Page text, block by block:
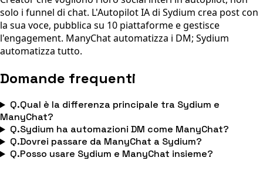
solo i funnel di chat. L'Autopilot IA di Sydium crea post con
la sua voce, pubblica su 10 piattaforme e gestisce
l'engagement. ManyChat automatizza i DM; Sydium
automatizza tutto.
Domande frequenti
Q.Qual è la differenza principale tra Sydium e
ManyChat?
Q.Sydium ha automazioni DM come ManyChat?
Q.Dovrei passare da ManyChat a Sydium?
Q.Posso usare Sydium e ManyChat insieme?